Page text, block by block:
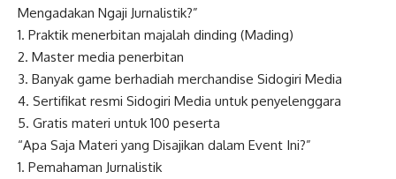
Mengadakan Ngaji Jurnalistik?”
1. Praktik menerbitan majalah dinding (Mading)
2. Master media penerbitan
3. Banyak game berhadiah merchandise Sidogiri Media
4. Sertifikat resmi Sidogiri Media untuk penyelenggara
5. Gratis materi untuk 100 peserta
“Apa Saja Materi yang Disajikan dalam Event Ini?”
1. Pemahaman Jurnalistik